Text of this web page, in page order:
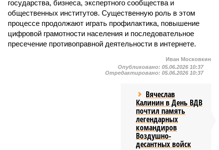
государства, бизнеса, экспертного сообщества и
общественных институтов. Существенную роль в этом
процессе продолжают играть профилактика, повышение
цифровой грамотности населения и последовательное
пресечение противоправной деятельности в интернете.
Иван Московкин
Опубликовано: 05.06.2026 10:37
Отредактировано: 05.06.2026 10:37
Вячеслав
Калинин в День ВДВ
почтил память
легендарных
командиров
Воздушно-
десантных войск